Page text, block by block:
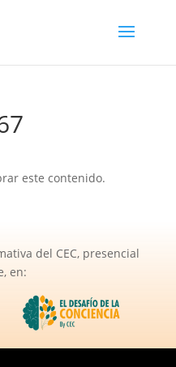
este contenido.
del CEC, presencial
en: